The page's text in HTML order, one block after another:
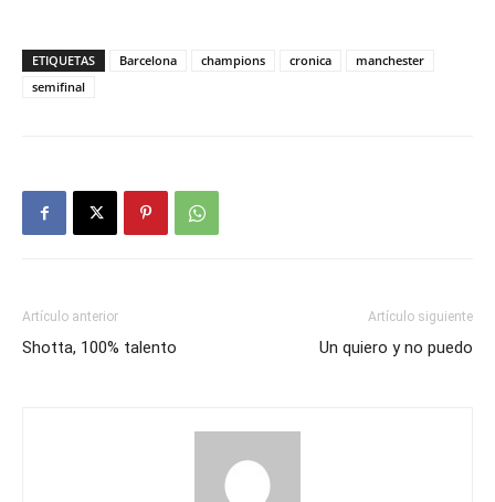
ETIQUETAS Barcelona champions cronica
manchester
semifinal
Artículo anterior
Shotta, 100% talento
Artículo siguiente
Un quiero y no puedo